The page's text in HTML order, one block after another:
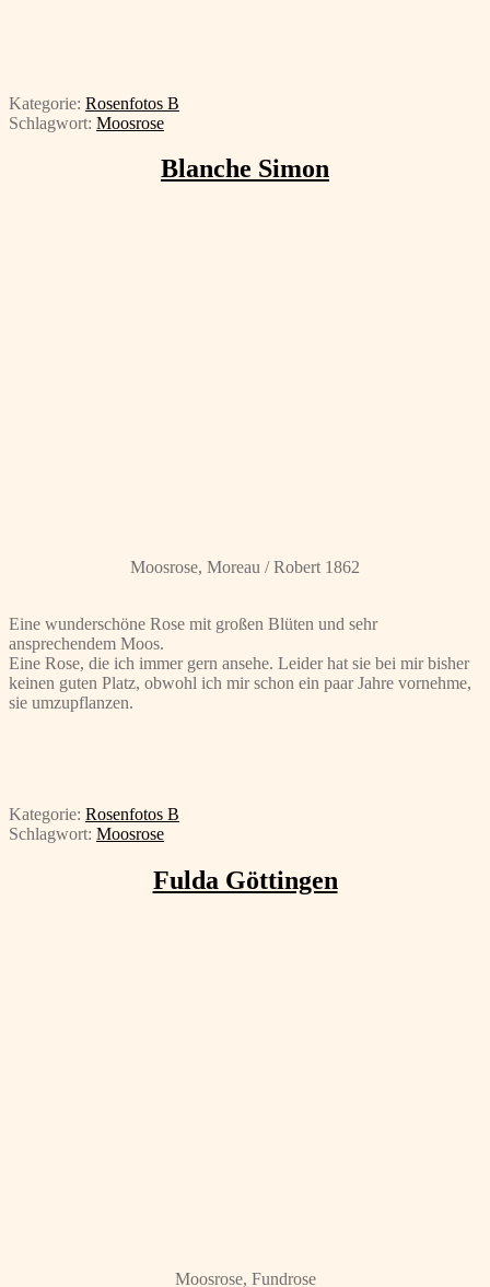
Kategorie: Rosenfotos B
Schlagwort: Moosrose
Blanche Simon
Moosrose, Moreau / Robert 1862
Eine wunderschöne Rose mit großen Blüten und sehr
ansprechendem Moos.
Eine Rose, die ich immer gern ansehe. Leider hat sie bei mir bisher
keinen guten Platz, obwohl ich mir schon ein paar Jahre vornehme,
sie umzupflanzen.
Kategorie: Rosenfotos B
Schlagwort: Moosrose
Fulda Göttingen
Moosrose, Fundrose